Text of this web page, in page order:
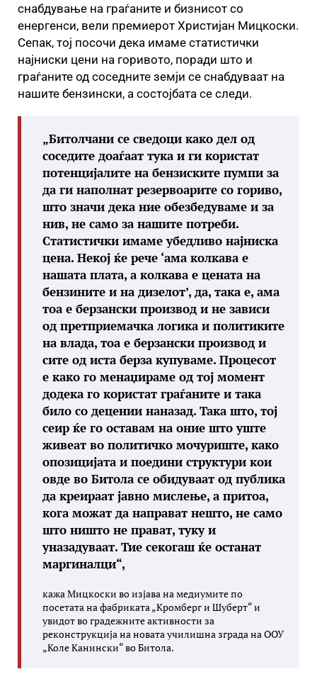
снабдување на граѓаните и бизнисот со
енергенси, вели премиерот Христијан Мицкоски.
Сепак, тој посочи дека имаме статистички
најниски цени на горивото, поради што и
граѓаните од соседните земји се снабдуваат на
нашите бензински, а состојбата се следи.
„Битолчани се сведоци како дел од
соседите доаѓаат тука и ги користат
потенцијалите на бензиските пумпи за
да ги наполнат резервоарите со гориво,
што значи дека ние обезбедуваме и за
нив, не само за нашите потреби.
Статистички имаме убедливо најниска
цена. Некој ќе рече ‘ама колкава е
нашата плата, а колкава е цената на
бензините и на дизелот’, да, така е, ама
тоа е берзански производ и не зависи
од претприемачка логика и политиките
на влада, тоа е берзански производ и
сите од иста берза купуваме. Процесот
е како го менаџираме од тој момент
додека го користат граѓаните и така
било со децении наназад. Така што, тој
сеир ќе го оставам на оние што уште
живеат во политичко мочуриште, како
опозицијата и поедини структури кои
овде во Битола се обидуваат од публика
да креираат јавно мислење, а притоа,
кога можат да направат нешто, не само
што ништо не прават, туку и
уназадуваат. Тие секогаш ќе останат
маргиналци“,
кажа Мицкоски во изјава на медиумите по
посетата на фабриката „Кромберг и Шуберт“ и
увидот во градежните активности за
реконструкција на новата училишна зграда на ООУ
„Коле Канински“ во Битола.